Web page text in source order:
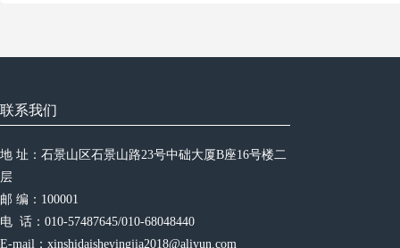
联系我们
地 址：石景山区石景山路23号中础大厦B座16号楼二
层
邮 编：100001
电  话：010-57487645/010-68048440
E-mail：xinshidaisheyingjia2018@aliyun.com